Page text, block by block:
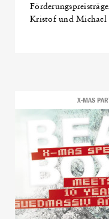
Kristof und Michael
X-MAS